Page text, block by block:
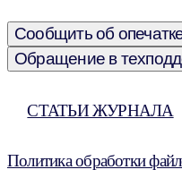
Сообщить об
Обращение в
СТАТЬИ ЖУРНАЛА
Политика обработки